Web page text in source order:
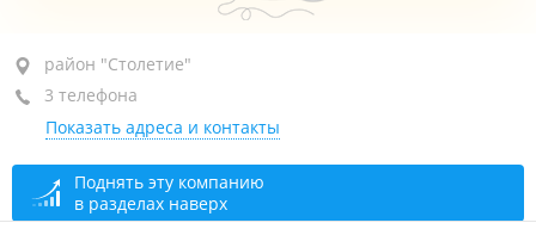
район "Столетие", пр-т 100-летия Владивостока, 103
оф. 206
+7 (423) 272-83-27
+7 914 702-83-27
открыто: 09:00–18:00
район "Столетие"
3 телефона
Показать адреса и контакты
Поднять эту компанию
в разделах наверх